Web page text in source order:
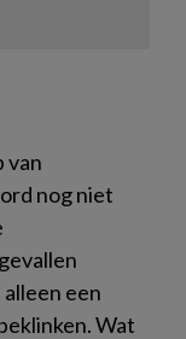
van
nog niet
een
Wat